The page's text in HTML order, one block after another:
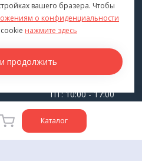
Каталог
КОНТАКТЫ
г. Владивосток
ПТ: 10:00 - 17:00
СБ-ВС: Выходной
вашего бразера. Чтобы
о конфиденциальности
нажмите здесь
продолжить